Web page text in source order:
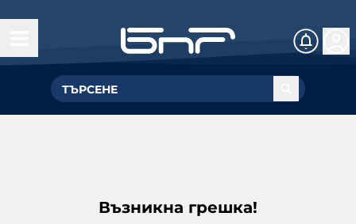
Възникна грешка!